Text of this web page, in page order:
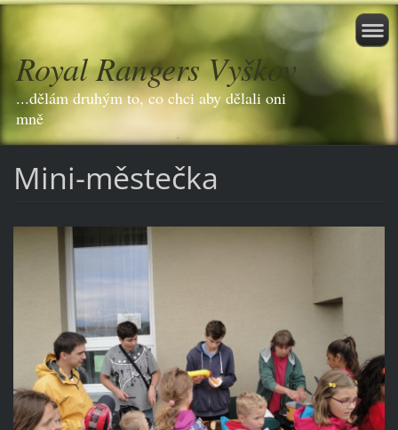
Royal Rangers Vyškov
...dělám druhým to, co chci aby dělali oni
mně
Mini-městečka